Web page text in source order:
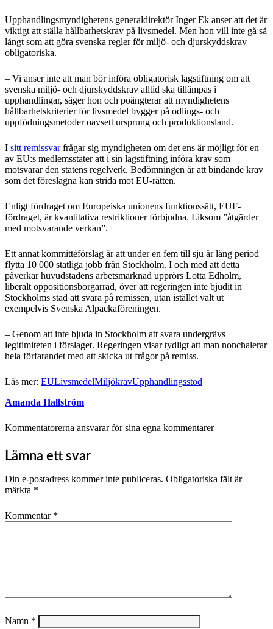
Upphandlingsmyndighetens generaldirektör Inger Ek anser att det är
viktigt att ställa hållbarhetskrav på livsmedel. Men hon vill inte gå så
långt som att göra svenska regler för miljö- och djurskyddskrav
obligatoriska.
– Vi anser inte att man bör införa obligatorisk lagstiftning om att
svenska miljö- och djurskyddskrav alltid ska tillämpas i
upphandlingar, säger hon och poängterar att myndighetens
hållbarhetskriterier för livsmedel bygger på odlings- och
uppfödningsmetoder oavsett ursprung och produktionsland.
I sitt remissvarfrågar sig myndigheten om det ens är möjligt för en
av EU:s medlemsstater att i sin lagstiftning införa krav som
motsvarar den statens regelverk. Bedömningen är att bindande krav
som det föreslagna kan strida mot EU-rätten.
Enligt fördraget om Europeiska unionens funktionssätt, EUF-
fördraget, är kvantitativa restriktioner förbjudna. Liksom ”åtgärder
med motsvarande verkan”.
Ett annat kommittéförslag är att under en fem till sju år lång period
flytta 10 000 statliga jobb från Stockholm. I och med att detta
påverkar huvudstadens arbetsmarknad upprörs Lotta Edholm,
liberalt oppositionsborgarråd, över att regeringen inte bjudit in
Stockholms stad att svara på remissen, utan istället valt ut
exempelvis Svenska Alpackaföreningen.
– Genom att inte bjuda in Stockholm att svara undergrävs
legitimiteten i förslaget. Regeringen visar tydligt att man nonchalerar
hela förfarandet med att skicka ut frågor på remiss.
Läs mer: EULivsmedelMiljökravUpphandlingsstöd
Amanda Hallström
Kommentatorerna ansvarar för sina egna kommentarer
Lämna ett svar
Din e-postadress kommer inte publiceras. Obligatoriska fält är
märkta *
Kommentar *
Namn *